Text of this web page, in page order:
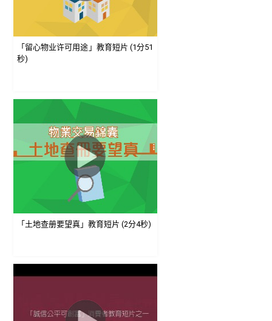
「留心物业许可用途」教育短片 (1分51
秒)
「土地查册要望真」教育短片 (2分4秒)